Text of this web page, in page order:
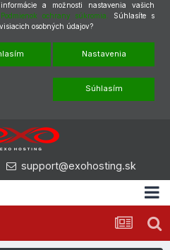
a možnosti nastavenia vašich
Podmienok ochrany súkromia.
Súhlasíte s
osobných údajov?
Nastavenia
Súhlasím
support@exohosting.sk